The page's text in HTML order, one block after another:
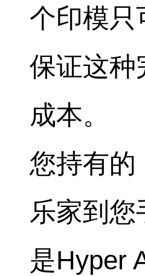
个印模只
保证这种
成本。
您持有的
乐家到
是Hyper